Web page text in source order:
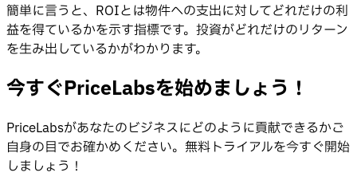
簡単に言うと、ROIとは物件への支出に対してどれだけの利
益を得ているかを示す指標です。投資がどれだけのリターン
を生み出しているかがわかります。
今すぐPriceLabsを始めましょう！
PriceLabsがあなたのビジネスにどのように貢献できるかご
自身の目でお確かめください。無料トライアルを今すぐ開始
しましょう！